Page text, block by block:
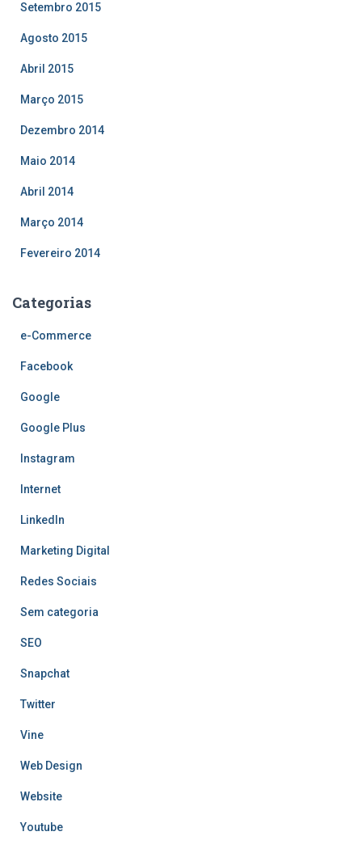
Setembro 2015
Agosto 2015
Abril 2015
Março 2015
Dezembro 2014
Maio 2014
Abril 2014
Março 2014
Fevereiro 2014
Categorias
e-Commerce
Facebook
Google
Google Plus
Instagram
Internet
LinkedIn
Marketing Digital
Redes Sociais
Sem categoria
SEO
Snapchat
Twitter
Vine
Web Design
Website
Youtube